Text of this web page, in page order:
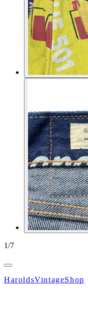
1/7
HaroldsVintageShop